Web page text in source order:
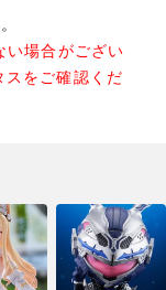
い場合がござい
スをご確認くだ